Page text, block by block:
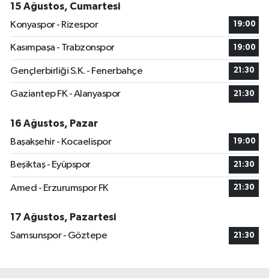
15 Ağustos, Cumartesi
Konyaspor - Rizespor
19:00
Kasımpaşa - Trabzonspor 19:00
Gençlerbirliği S.K. - Fenerbahçe 21:30
Gaziantep FK - Alanyaspor 21:30
16 Ağustos, Pazar
Başakşehir - Kocaelispor
19:00
Beşiktaş - Eyüpspor 21:30
Amed - Erzurumspor FK 21:30
17 Ağustos, Pazartesi
Samsunspor - Göztepe
21:30